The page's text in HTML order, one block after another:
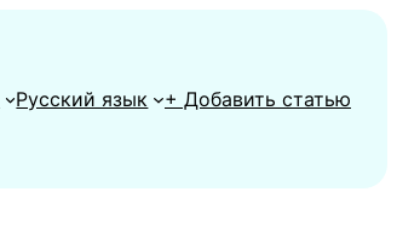
Русский язык + Добавить статью